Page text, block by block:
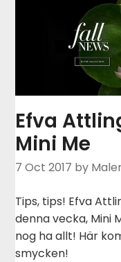
Efva
Mini Me
7 Oct 2017 by
Tips, tips! Efva
denna vecka, Mini
nog ha allt! Här
smycken!